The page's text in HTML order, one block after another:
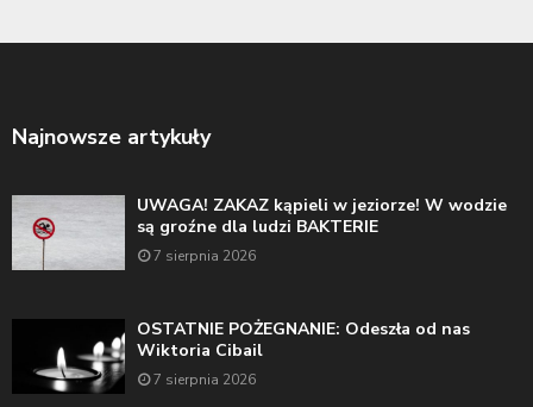
Najnowsze artykuły
UWAGA! ZAKAZ kąpieli w jeziorze! W wodzie
są groźne dla ludzi BAKTERIE
7 sierpnia 2026
OSTATNIE POŻEGNANIE: Odeszła od nas
Wiktoria Cibail
7 sierpnia 2026